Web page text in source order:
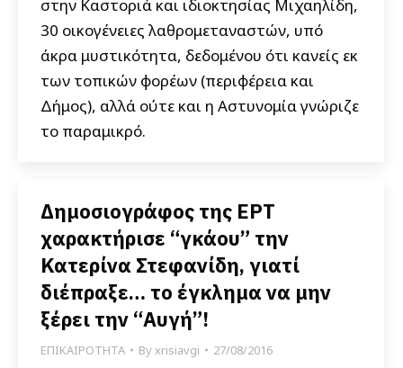
στην Καστοριά και ιδιοκτησίας Μιχαηλίδη,
30 οικογένειες λαθρομεταναστών, υπό
άκρα μυστικότητα, δεδομένου ότι κανείς εκ
των τοπικών φορέων (περιφέρεια και
Δήμος), αλλά ούτε και η Αστυνομία γνώριζε
το παραμικρό.
Δημοσιογράφος της ΕΡΤ
χαρακτήρισε “γκάου” την
Κατερίνα Στεφανίδη, γιατί
διέπραξε… το έγκλημα να μην
ξέρει την “Αυγή”!
ΕΠΙΚΑΙΡΟΤΗΤΑ Byxrisiavgi 27/08/2016